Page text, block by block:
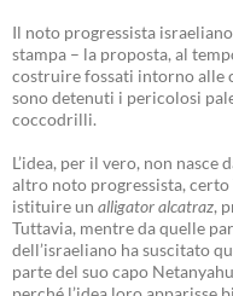
Il noto progressista
stampa – la proposta, al
costruire fossati intorno alle
sono detenuti i pericolosi
coccodrilli.
L’idea, per il vero, non
altro noto progressista, certo
istituire un alligator alcatraz,
Tuttavia, mentre da quelle
dell’israeliano ha suscitato
parte del suo capo